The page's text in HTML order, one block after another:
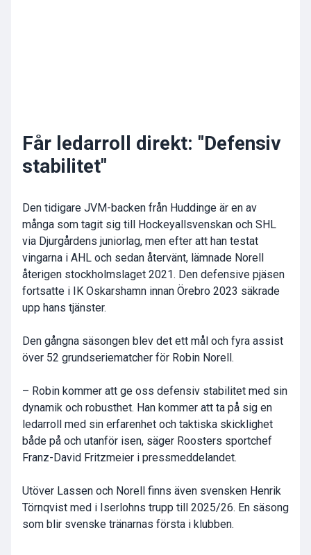
Får ledarroll direkt: "Defensiv
stabilitet"
Den tidigare JVM-backen från Huddinge är en av
många som tagit sig till Hockeyallsvenskan och SHL
via Djurgårdens juniorlag, men efter att han testat
vingarna i AHL och sedan återvänt, lämnade Norell
återigen stockholmslaget 2021. Den defensive pjäsen
fortsatte i IK Oskarshamn innan Örebro 2023 säkrade
upp hans tjänster.
Den gångna säsongen blev det ett mål och fyra assist
över 52 grundseriematcher för Robin Norell.
– Robin kommer att ge oss defensiv stabilitet med sin
dynamik och robusthet. Han kommer att ta på sig en
ledarroll med sin erfarenhet och taktiska skicklighet
både på och utanför isen, säger Roosters sportchef
Franz-David Fritzmeier i pressmeddelandet.
Utöver Lassen och Norell finns även svensken Henrik
Törnqvist med i Iserlohns trupp till 2025/26. En säsong
som blir svenske tränarnas första i klubben.